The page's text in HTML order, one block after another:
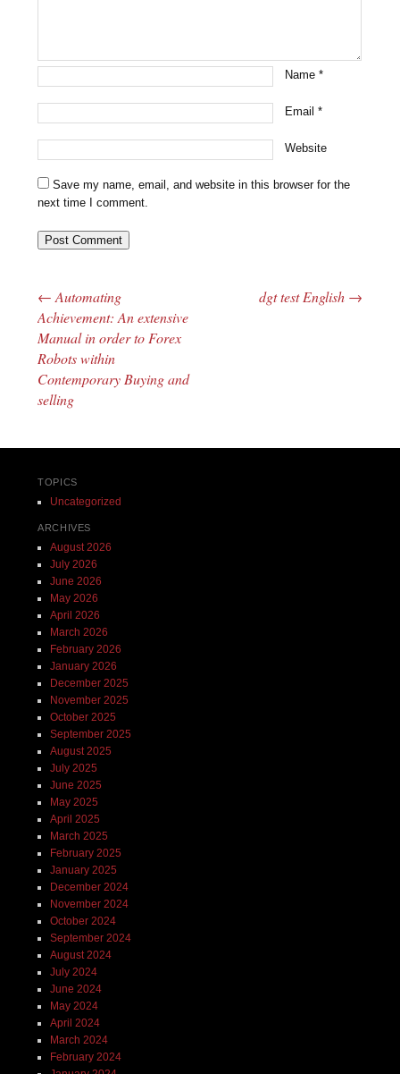
Name*
Email*
Website
Save my name, email, and website in this browser for the
next time I comment.
Post navigation
← Automating
Achievement: An extensive
Manual in order to Forex
Robots within
Contemporary Buying and
selling
dgt test English →
TOPICS
Uncategorized
ARCHIVES
August 2026
July 2026
June 2026
May 2026
April 2026
March 2026
February 2026
January 2026
December 2025
November 2025
October 2025
September 2025
August 2025
July 2025
June 2025
May 2025
April 2025
March 2025
February 2025
January 2025
December 2024
November 2024
October 2024
September 2024
August 2024
July 2024
June 2024
May 2024
April 2024
March 2024
February 2024